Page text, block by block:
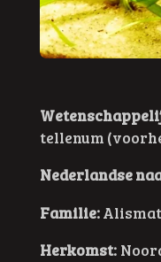
tellenum
Nederlandse
Familie:
Herkomst: